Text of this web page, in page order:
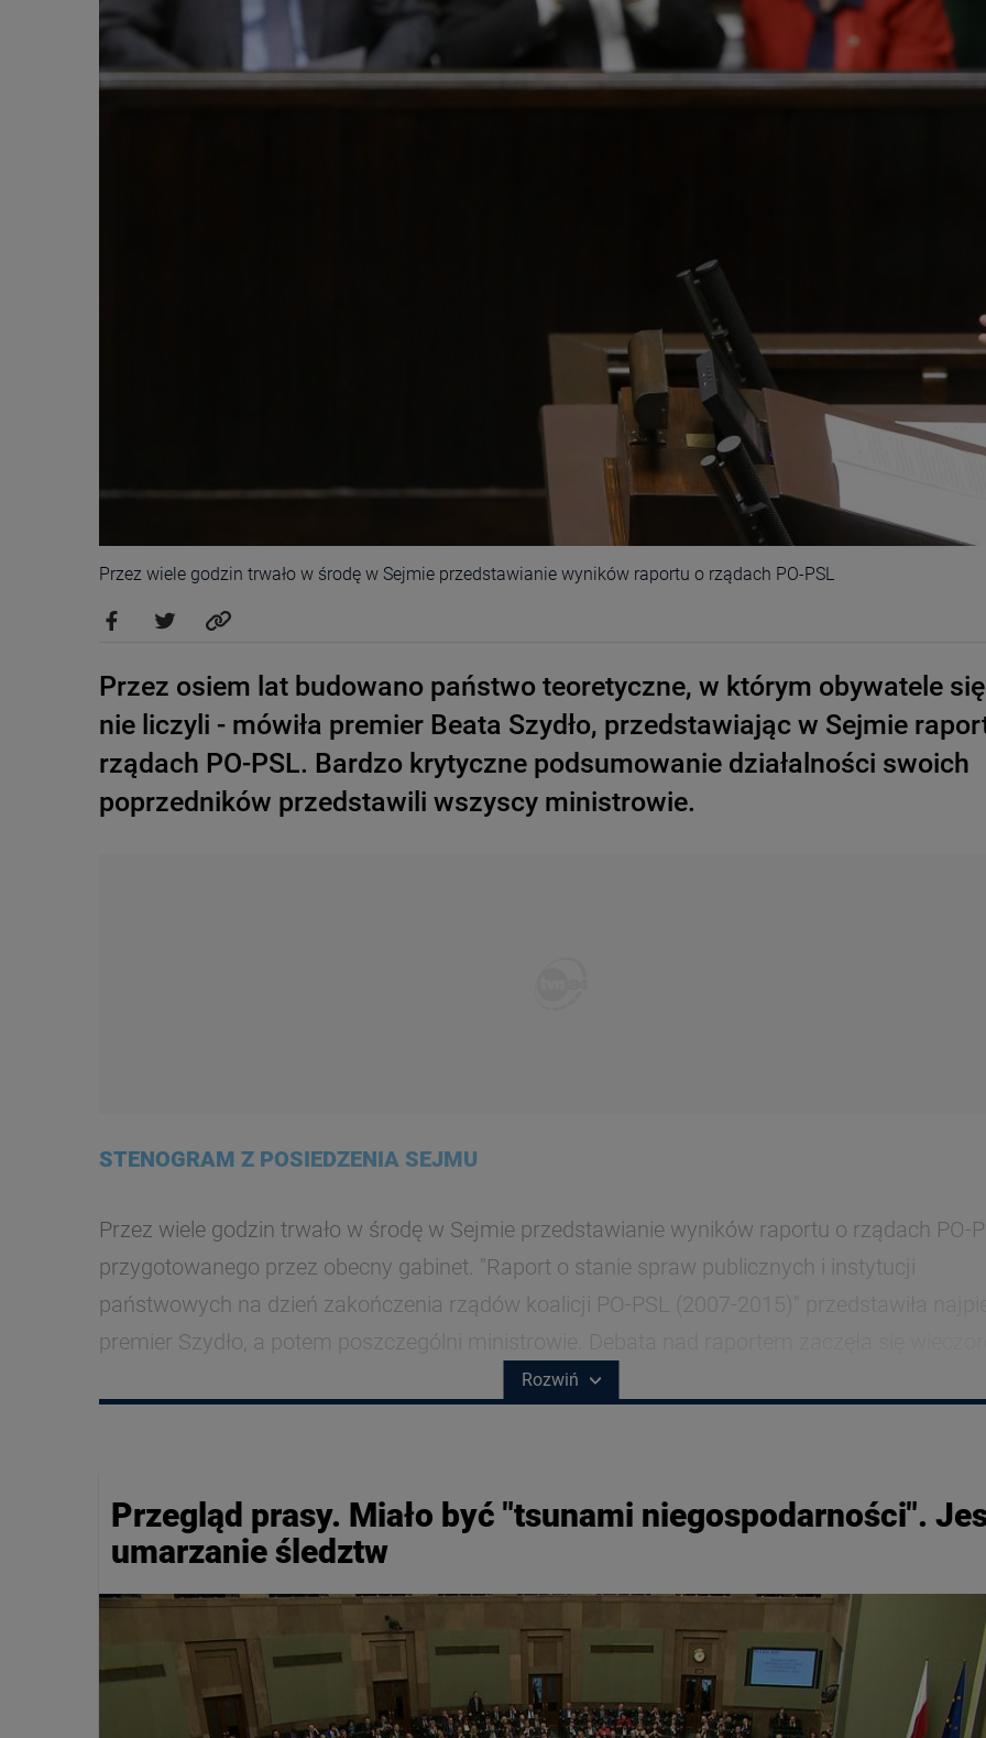
Przez wiele godzin trwało w środę w Sejmie przedstawianie wyników raportu o rządach PO-PSL
Przez osiem lat budowano państwo teoretyczne, w którym obywatele się
nie liczyli - mówiła premier Beata Szydło, przedstawiając w Sejmie
rządach PO-PSL. Bardzo krytyczne podsumowanie działalności swoich
STENOGRAM Z POSIEDZENIA SEJMU
Przez wiele godzin trwało w środę w Sejmie przedstawianie wyników raportu o rządach PO-
przygotowanego przez obecny gabinet. "Raport o stanie spraw publicznych i instytucji
państwowych na dzień zakończenia rządów koalicji PO-PSL (2007-2015)" przedstawiła
premier Szydło, a potem poszczególni ministrowie. Debata nad raportem zaczęła się
Rozwiń
Przegląd prasy. Miało być "tsunami niegospodarności".
umarzanie śledztw